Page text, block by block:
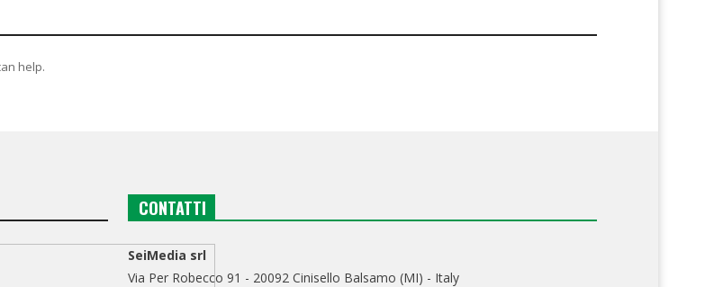
help.
CONTATTI
SeiMedia srl
Via Per Robecco 91 - 20092 Cinisello Balsamo (MI) - Italy